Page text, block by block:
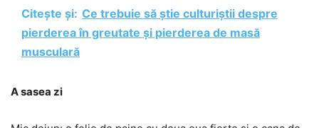
Citește și: Ce trebuie să știe culturiștii despre
pierderea în greutate și pierderea de masă
musculară
A sasea zi